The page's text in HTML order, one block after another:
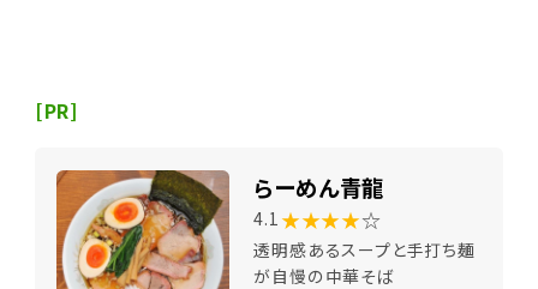
[PR]
らーめん青龍
4.1 ★★★★☆
透明感あるスープと手打ち麺
が自慢の中華そば